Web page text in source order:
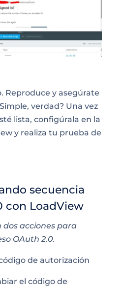
Reproduce y asegúrate
verdad? Una vez
lista, configúrala en la
y realiza tu prueba de
secuencia
con LoadView
dos acciones para
OAuth 2.0.
de autorización
el código de